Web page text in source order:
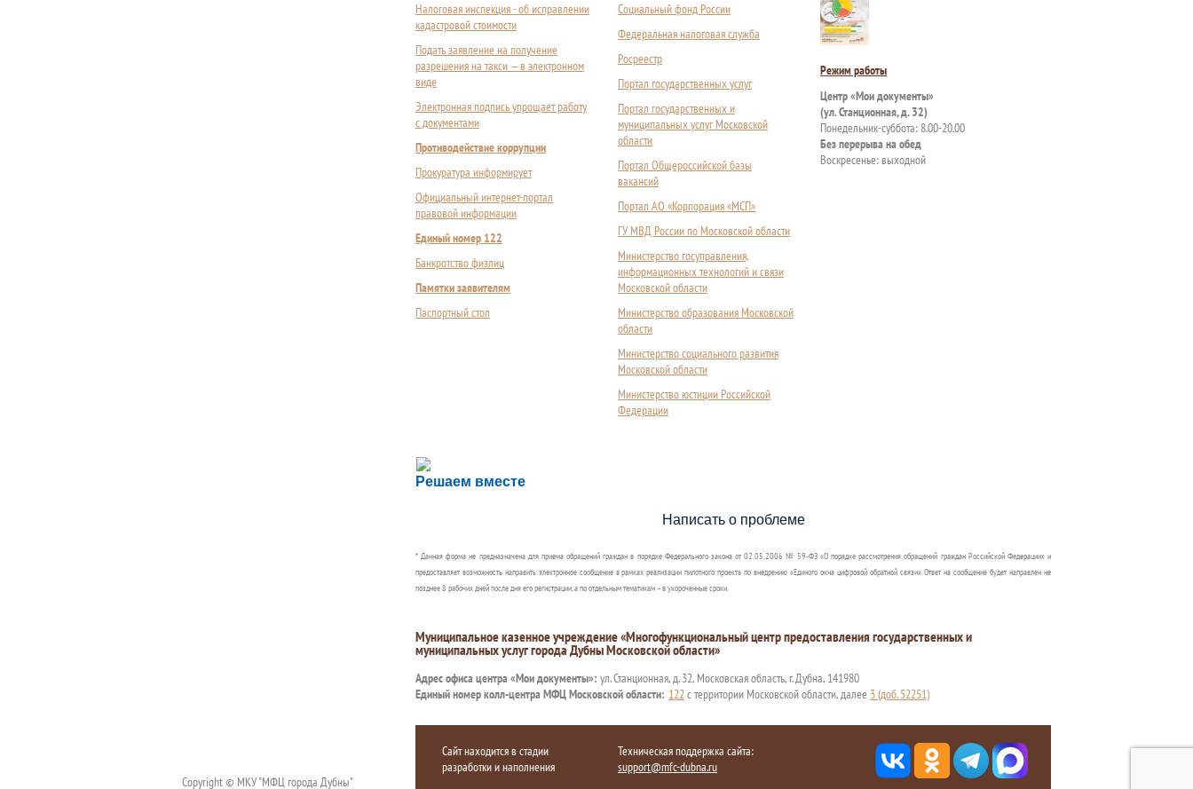
Налоговая инспекция - об исправлении
кадастровой стоимости
Подать заявление на получение
разрешения на такси — в электронном
виде
Электронная подпись упрощает работу
с документами
Противодействие коррупции
Прокуратура информирует
Официальный интернет-портал
правовой информации
Единый номер 122
Банкротство физлиц
Памятки заявителям
Паспортный стол
Социальный фонд России
Федеральная налоговая служба
Росреестр
Портал государственных услуг
Портал государственных и
муниципальных услуг Московской
области
Портал Общероссийской базы
вакансий
Портал АО «Корпорация «МСП»
ГУ МВД России по Московской области
Министерство госуправления,
информационных технологий и связи
Московской области
Министерство образования Московской
области
Министерство социального развития
Московской области
Министерство юстиции Российской
Федерации
Режим работы
Центр «Мои документы»
(ул. Станционная, д. 32)
Понедельник-суббота: 8.00-20.00
Без перерыва на обед
Воскресенье: выходной
Решаем вместе
Сложности с получением социальной выплаты или пособия?
Сообщите об этом
Написать о проблеме
* Данная форма не предназначена для приема обращений граждан в порядке Федерального закона от 02.05.2006 № 59-ФЗ «О порядке рассмотрения обращений граждан Российской Федерации» и
предоставляет возможность направить электронное сообщение в рамках реализации пилотного проекта по внедрению «Единого окна цифровой обратной связи». Ответ на сообщение будет направлен не
позднее 8 рабочих дней после дня его регистрации, а по отдельным тематикам – в укороченные сроки.
Муниципальное казенное учреждение «Многофункциональный центр предоставления государственных и
муниципальных услуг города Дубны Московской области»
Адрес офиса центра «Мои документы»: ул. Станционная, д. 32, Московская область, г. Дубна, 141980
Единый номер колл-центра МФЦ Московской области: 122с территории Московской области, далее 3 (доб. 52251)
Copyright © МКУ "МФЦ города Дубны"
Сайт находится в стадии
разработки и наполнения
Техническая поддержка сайта:
support@mfc-dubna.ru